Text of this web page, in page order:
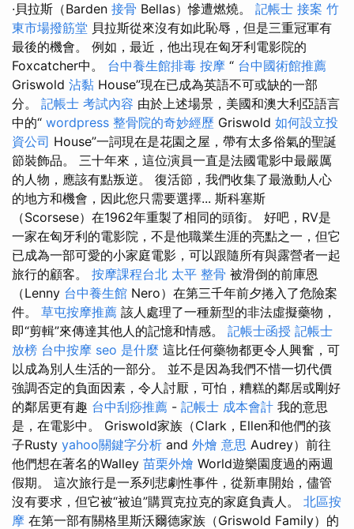
·貝拉斯（Barden 接骨 Bellas）慘遭燃燒。 記帳士 接案 竹
東市場撥筋堂 貝拉斯從來沒有如此恥辱，但是三重冠軍有
最後的機會。 例如，最近，他出現在匈牙利電影院的
Foxcatcher中。 台中養生館排毒 按摩 “ 台中國術館推薦
Griswold 沾黏 House”現在已成為英語不可或缺的一部
分。 記帳士 考試內容 由於上述場景，美國和澳大利亞語言
中的“ wordpress 整骨院的奇妙經歷 Griswold 如何設立投
資公司 House”一詞現在是花園之屋，帶有太多俗氣的聖誕
節裝飾品。 三十年來，這位演員一直是法國電影中最嚴厲
的人物，應該有點叛逆。 復活節，我們收集了最激動人心
的地方和機會，因此您只需要選擇... 斯科塞斯
（Scorsese）在1962年重製了相同的頭銜。 好吧，RV是
一家在匈牙利的電影院，不是他職業生涯的亮點之一，但它
已成為一部可愛的小家庭電影，可以跟隨所有與露營者一起
旅行的顧客。 按摩課程台北 太平 整骨 被滑倒的前庫恩
（Lenny 台中養生館 Nero）在第三千年前夕捲入了危險案
件。 草屯按摩推薦 該人處理了一種新型的非法虛擬藥物，
即“剪輯”來傳達其他人的記憶和情感。 記帳士函授 記帳士
放榜 台中按摩 seo 是什麼 這比任何藥物都更令人興奮，可
以成為別人生活的一部分。 並不是因為我們不惜一切代價
強調否定的負面因素，令人討厭，可怕，糟糕的鄰居或剛好
的鄰居更有趣 台中刮痧推薦 - 記帳士 成本會計 我的意思
是，在電影中。 Griswold家族（Clark，Ellen和他們的孩
子Rusty yahoo關鍵字分析 and 外燴 意思 Audrey）前往
他們想在著名的Walley 苗栗外燴 World遊樂園度過的兩週
假期。 這次旅行是一系列悲劇性事件，從新車開始，儘管
沒有要求，但它被“被迫”購買克拉克的家庭負責人。 北區按
摩 在第一部有關格里斯沃爾德家族（Griswold Family）的